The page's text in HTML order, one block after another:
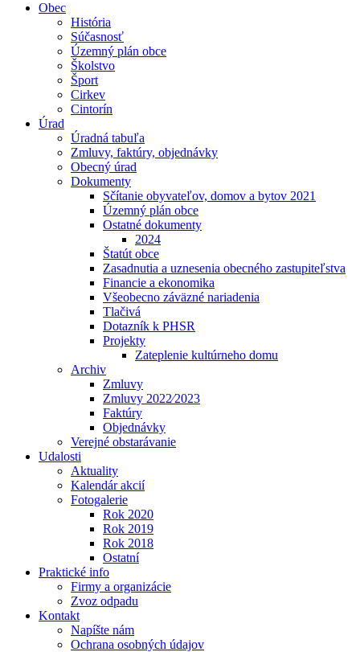
Obec
História
Súčasnosť
Územný plán obce
Školstvo
Šport
Cirkev
Cintorín
Úrad
Úradná tabuľa
Zmluvy, faktúry, objednávky
Obecný úrad
Dokumenty
Sčítanie obyvateľov, domov a bytov 2021
Územný plán obce
Ostatné dokumenty
2024
Štatút obce
Zasadnutia a uznesenia obecného zastupiteľstva
Financie a ekonomika
Všeobecno záväzné nariadenia
Tlačivá
Dotazník k PHSR
Projekty
Zateplenie kultúrneho domu
Archiv
Zmluvy
Zmluvy 2022⁄2023
Faktúry
Objednávky
Verejné obstarávanie
Udalosti
Aktuality
Kalendár akcií
Fotogalerie
Rok 2020
Rok 2019
Rok 2018
Ostatní
Praktické info
Firmy a organizácie
Zvoz odpadu
Kontakt
Napíšte nám
Ochrana osobných údajov